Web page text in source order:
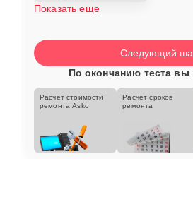
Показать еще
Следующий
По окончанию теста вы
Расчет стоимости
ремонта Asko
Расчет сроков
ремонта